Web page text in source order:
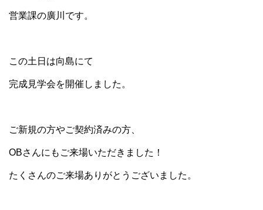
営業課の廣川です。
この土日は向島にて
完成見学会を開催しました。
ご新規の方やご契約済みの方、
OBさんにもご来場いただきました！
たくさんのご来場ありがとうございました。